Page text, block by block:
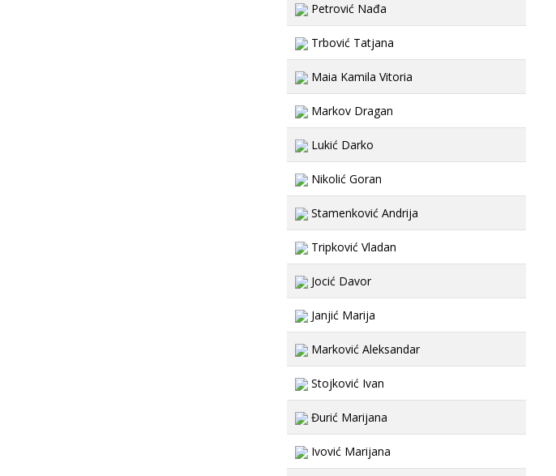
Petrović Nađa
Trbović Tatjana
Maia Kamila Vitoria
Markov Dragan
Lukić Darko
Nikolić Goran
Stamenković Andrija
Tripković Vladan
Jocić Davor
Janjić Marija
Marković Aleksandar
Stojković Ivan
Đurić Marijana
Ivović Marijana